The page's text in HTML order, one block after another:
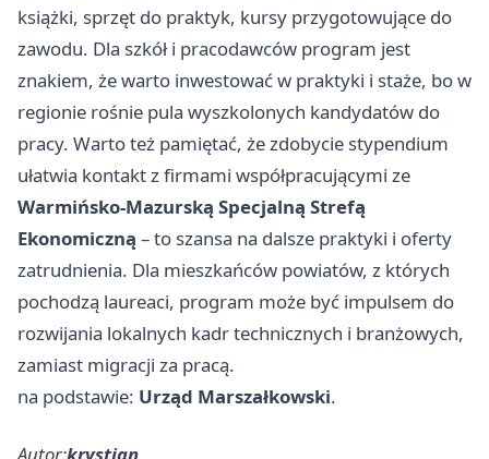
książki, sprzęt do praktyk, kursy przygotowujące do
zawodu. Dla szkół i pracodawców program jest
znakiem, że warto inwestować w praktyki i staże, bo w
regionie rośnie pula wyszkolonych kandydatów do
pracy. Warto też pamiętać, że zdobycie stypendium
ułatwia kontakt z firmami współpracującymi ze
Warmińsko-Mazurską Specjalną Strefą
Ekonomiczną – to szansa na dalsze praktyki i oferty
zatrudnienia. Dla mieszkańców powiatów, z których
pochodzą laureaci, program może być impulsem do
rozwijania lokalnych kadr technicznych i branżowych,
zamiast migracji za pracą.
na podstawie: Urząd Marszałkowski.